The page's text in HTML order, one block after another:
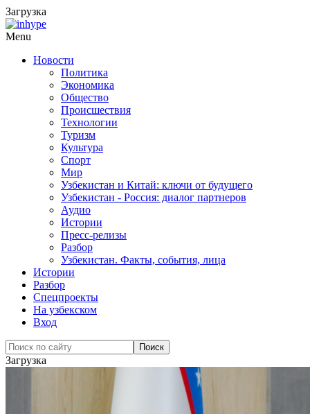
Загрузка
Menu
Новости
Политика
Экономика
Общество
Происшествия
Технологии
Туризм
Культура
Спорт
Мир
Узбекистан и Китай: ключи от будущего
Узбекистан - Россия: диалог партнеров
Аудио
Истории
Пресс-релизы
Разбор
Узбекистан. Факты, события, лица
Истории
Разбор
Спецпроекты
На узбекском
Вход
Загрузка